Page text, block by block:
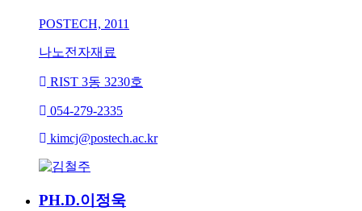
POSTECH, 2011
나노전자재료
RIST 3동 3230호
054-279-2335
kimcj@postech.ac.kr
PH.D.이정욱